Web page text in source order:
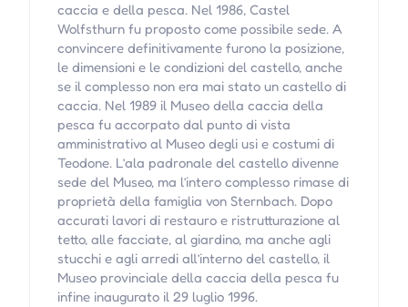
caccia e della pesca. Nel 1986, Castel
Wolfsthurn fu proposto come possibile sede. A
convincere definitivamente furono la posizione,
le dimensioni e le condizioni del castello, anche
se il complesso non era mai stato un castello di
caccia. Nel 1989 il Museo della caccia della
pesca fu accorpato dal punto di vista
amministrativo al Museo degli usi e costumi di
Teodone. L’ala padronale del castello divenne
sede del Museo, ma l’intero complesso rimase di
proprietà della famiglia von Sternbach. Dopo
accurati lavori di restauro e ristrutturazione al
tetto, alle facciate, al giardino, ma anche agli
stucchi e agli arredi all’interno del castello, il
Museo provinciale della caccia della pesca fu
infine inaugurato il 29 luglio 1996.